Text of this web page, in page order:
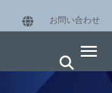
お問い合わせ